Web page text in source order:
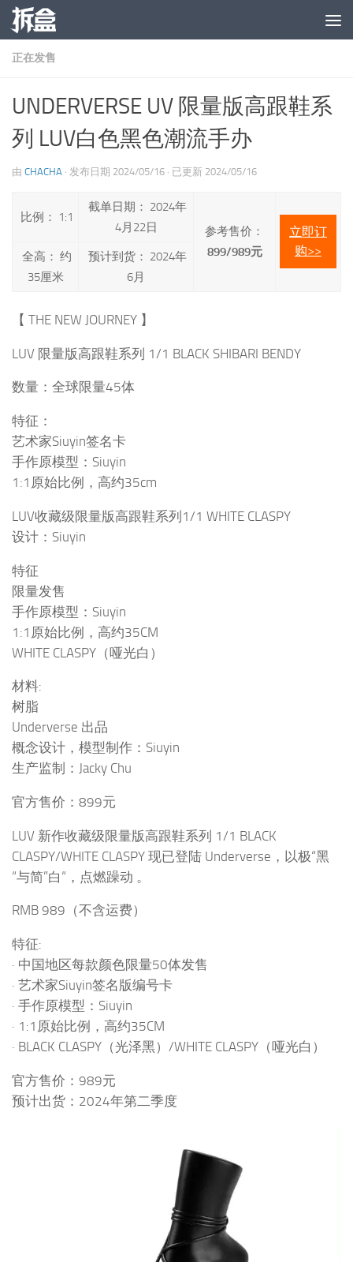
跳至内容
正在发售
UNDERVERSE UV 限量版高跟鞋系
列 LUV白色黑色潮流手办
由 CHACHA · 发布日期 2024/05/16 · 已更新 2024/05/16
比例： 1:1
截单日期： 2024年
4月22日
参考售价：
899/989元
立即订
购>>
全高： 约
35厘米
预计到货： 2024年
6月
【 THE NEW JOURNEY 】
LUV 限量版高跟鞋系列 1/1 BLACK SHIBARI BENDY
数量：全球限量45体
特征：
艺术家Siuyin签名卡
手作原模型：Siuyin
1:1原始比例，高约35cm
LUV收藏级限量版高跟鞋系列1/1 WHITE CLASPY
设计：Siuyin
特征
限量发售
手作原模型：Siuyin
1:1原始比例，高约35CM
WHITE CLASPY（哑光白）
材料:
树脂
Underverse 出品
概念设计，模型制作：Siuyin
生产监制：Jacky Chu
官方售价：899元
LUV 新作收藏级限量版高跟鞋系列 1/1 BLACK
CLASPY/WHITE CLASPY 现已登陆 Underverse，以极“黑
“与简”白“，点燃躁动 。
RMB 989（不含运费）
特征:
· 中国地区每款颜色限量50体发售
· 艺术家Siuyin签名版编号卡
· 手作原模型：Siuyin
· 1:1原始比例，高约35CM
· BLACK CLASPY（光泽黑）/WHITE CLASPY（哑光白）
官方售价：989元
预计出货：2024年第二季度